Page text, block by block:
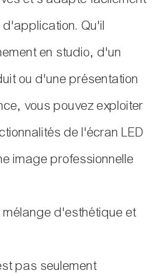
Qu'il
en studio, d'un
ou d'une présentation
vous pouvez exploiter
de l'écran LED
image professionnelle
mélange d'esthétique et
pas seulement